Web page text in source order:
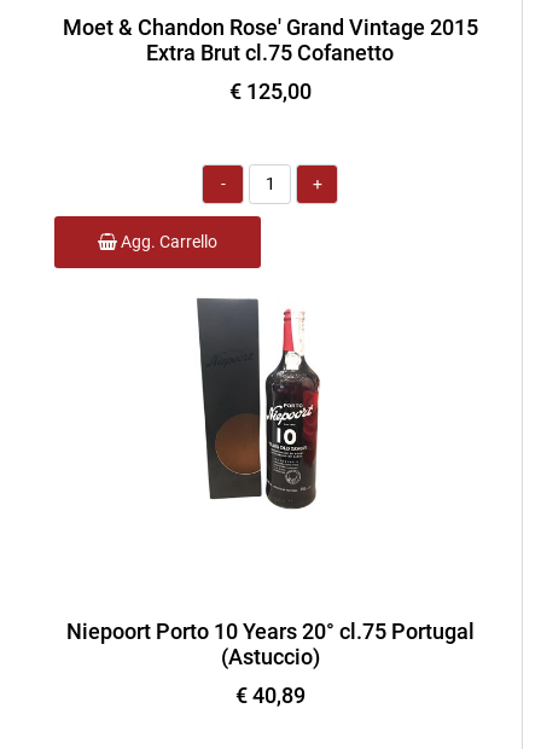
Moet & Chandon Rose' Grand Vintage 2015
Extra Brut cl.75 Cofanetto
€ 125,00
Quantità
Agg. Carrello
Niepoort Porto 10 Years 20° cl.75 Portugal
(Astuccio)
€ 40,89